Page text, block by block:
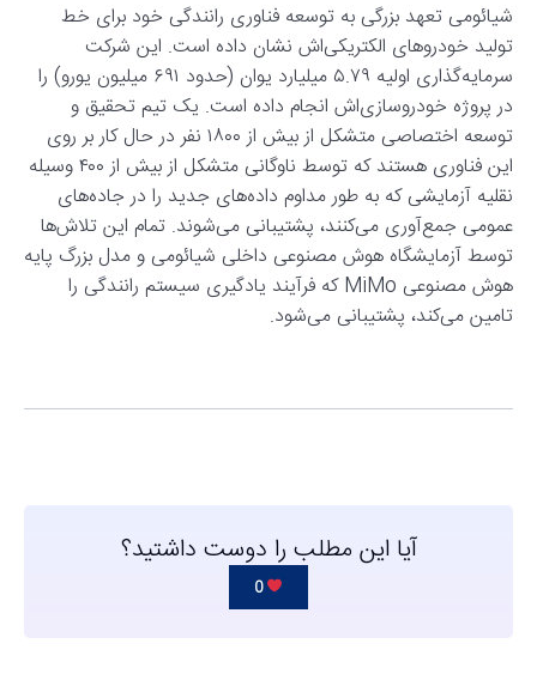
شیائومی تعهد بزرگی به توسعه فناوری رانندگی خود برای خط
تولید خودروهای الکتریکی‌اش نشان داده است. این شرکت
سرمایه‌گذاری اولیه ۵.۷۹ میلیارد یوان (حدود ۶۹۱ میلیون یورو) را
در پروژه خودروسازی‌اش انجام داده است. یک تیم تحقیق و
توسعه اختصاصی متشکل از بیش از ۱۸۰۰ نفر در حال کار بر روی
این فناوری هستند که توسط ناوگانی متشکل از بیش از ۴۰۰ وسیله
نقلیه آزمایشی که به طور مداوم داده‌های جدید را در جاده‌های
عمومی جمع‌آوری می‌کنند، پشتیبانی می‌شوند. تمام این تلاش‌ها
توسط آزمایشگاه هوش مصنوعی داخلی شیائومی و مدل بزرگ پایه
هوش مصنوعی MiMo که فرآیند یادگیری سیستم رانندگی را
تامین می‌کند، پشتیبانی می‌شود.
آیا این مطلب را دوست داشتید؟
0